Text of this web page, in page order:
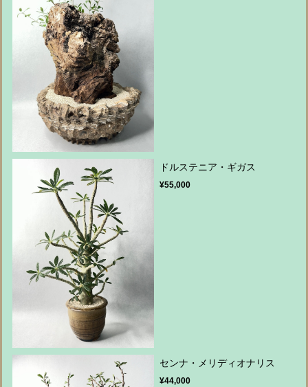
ドルステニア・ギガス
¥55,000
センナ・メリディオナリス
¥44,000